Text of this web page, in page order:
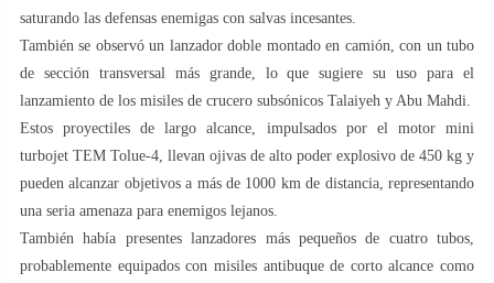
saturando las defensas enemigas con salvas incesantes.
También se observó un lanzador doble montado en camión, con un tubo
de sección transversal más grande, lo que sugiere su uso para el
lanzamiento de los misiles de crucero subsónicos Talaiyeh y Abu Mahdi.
Estos proyectiles de largo alcance, impulsados por el motor mini
turbojet TEM Tolue-4, llevan ojivas de alto poder explosivo de 450 kg y
pueden alcanzar objetivos a más de 1000 km de distancia, representando
una seria amenaza para enemigos lejanos.
También había presentes lanzadores más pequeños de cuatro tubos,
probablemente equipados con misiles antibuque de corto alcance como